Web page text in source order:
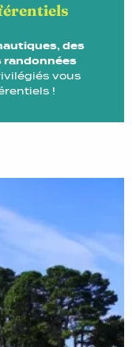
des
randonnées
vous
!